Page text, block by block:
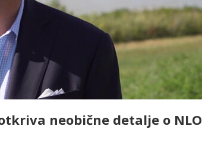
neobične detalje o NLO